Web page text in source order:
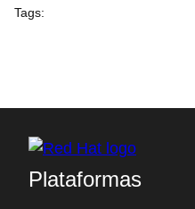
Tags:
Plataformas